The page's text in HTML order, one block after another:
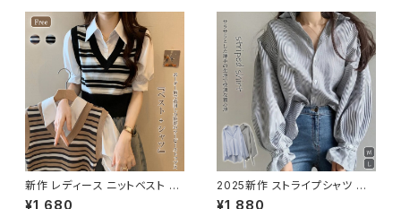
新作 レディース ニットベスト シ
ャツ レイヤード 重ね着 ツーピ
¥1,680
2025新作 ストライプシャツ ブ
ラウス トップス カジュアル 襟付
¥1,880